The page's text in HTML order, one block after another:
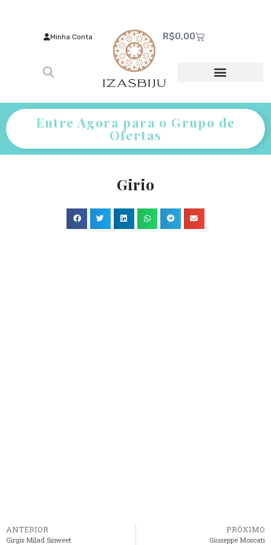
Minha Conta R$0,00
Entre Agora para o Grupo de
Ofertas
Girio
ANTERIOR
Girgis Milad Sinweet
PRÓXIMO
Giuseppe Moscati